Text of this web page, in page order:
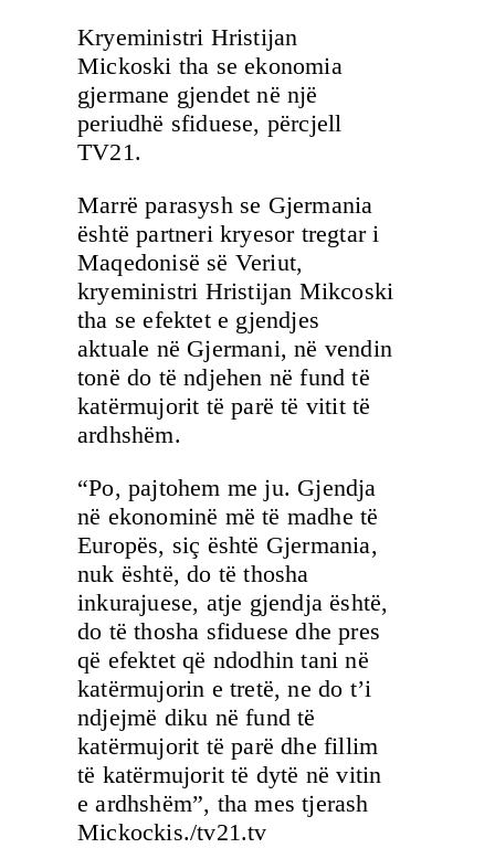
Kryeministri Hristijan
Mickoski tha se ekonomia
gjermane gjendet në një
periudhë sfiduese, përcjell
TV21.
Marrë parasysh se Gjermania
është partneri kryesor tregtar i
Maqedonisë së Veriut,
kryeministri Hristijan Mikcoski
tha se efektet e gjendjes
aktuale në Gjermani, në vendin
tonë do të ndjehen në fund të
katërmujorit të parë të vitit të
ardhshëm.
“Po, pajtohem me ju. Gjendja
në ekonominë më të madhe të
Europës, siç është Gjermania,
nuk është, do të thosha
inkurajuese, atje gjendja është,
do të thosha sfiduese dhe pres
që efektet që ndodhin tani në
katërmujorin e tretë, ne do t’i
ndjejmë diku në fund të
katërmujorit të parë dhe fillim
të katërmujorit të dytë në vitin
e ardhshëm”, tha mes tjerash
Mickockis./tv21.tv